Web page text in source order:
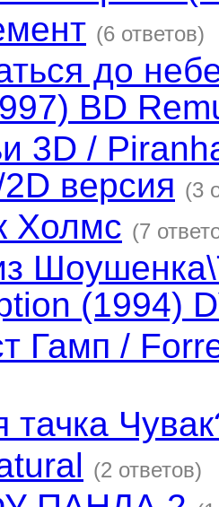
(6 ответов)
до
BD
3D /
версия (3
Холмс (7
(1994)
Гамп /
тачка
(2 ответов)